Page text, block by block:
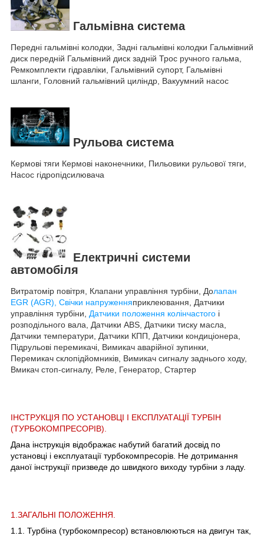
Гальмівна система
Передні гальмівні колодки, Задні гальмівні колодки Гальмівний
диск передній Гальмівний диск задній Трос ручного гальма,
Ремкомплекти гідравліки, Гальмівний супорт, Гальмівні
шланги, Головний гальмівний циліндр, Вакуумний насос
Рульова система
Кермові тяги Кермові наконечники, Пильовики рульової тяги,
Насос гідропідсилювача
Електричні системи
автомобіля
Витратомір повітря, Клапани управління турбіни, Долапан
EGR (AGR), Свічки напруженняприклеювання, Датчики
управління турбіни,
Датчики положення колінчастого і
розподільного вала, Датчики ABS, Датчики тиску масла,
Датчики температури, Датчики КПП, Датчики кондиціонера,
Підрульові перемикачі, Вимикач аварійної зупинки,
Перемикач склопідйомників, Вимикач сигналу заднього ходу,
Вмикач стоп-сигналу, Реле, Генератор, Стартер
ІНСТРУКЦІЯ ПО УСТАНОВЦІ І ЕКСПЛУАТАЦІЇ ТУРБІН
(ТУРБОКОМПРЕСОРІВ).
Дана інструкція відображає набутий багатий досвід по
установці і експлуатації турбокомпресорів. Не дотримання
даної інструкції призведе до швидкого виходу турбіни з ладу.
1.ЗАГАЛЬНІ ПОЛОЖЕННЯ.
1.1. Турбіна (турбокомпресор) встановлюються на двигун так,